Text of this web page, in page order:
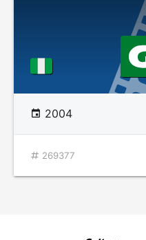
2004
269377